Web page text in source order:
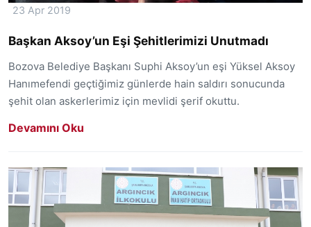
23 Apr 2019
Başkan Aksoy’un Eşi Şehitlerimizi Unutmadı
Bozova Belediye Başkanı Suphi Aksoy’un eşi Yüksel Aksoy
Hanımefendi geçtiğimiz günlerde hain saldırı sonucunda
şehit olan askerlerimiz için mevlidi şerif okuttu.
Devamını Oku